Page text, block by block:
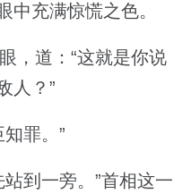
中充满惊慌之色。
，道：“这就是你说
人？”
罪。”
到一旁。”首相这一